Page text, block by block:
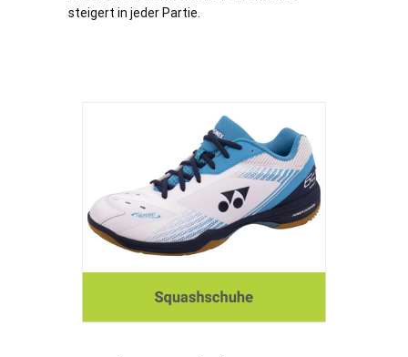
steigert in jeder Partie.